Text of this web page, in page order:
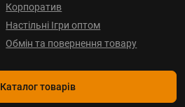
Корпоратив
Настільні Ігри оптом
Обмін та повернення товару
Каталог товарів